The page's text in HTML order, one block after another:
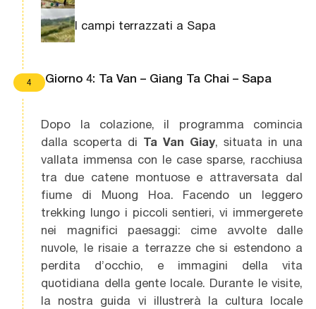
I campi terrazzati a Sapa
4 Giorno 4: Ta Van – Giang Ta Chai – Sapa
Dopo la colazione, il programma comincia
dalla scoperta di Ta Van Giay, situata in una
vallata immensa con le case sparse, racchiusa
tra due catene montuose e attraversata dal
fiume di Muong Hoa. Facendo un leggero
trekking lungo i piccoli sentieri, vi immergerete
nei magnifici paesaggi: cime avvolte dalle
nuvole, le risaie a terrazze che si estendono a
perdita d’occhio, e immagini della vita
quotidiana della gente locale. Durante le visite,
la nostra guida vi illustrerà la cultura locale